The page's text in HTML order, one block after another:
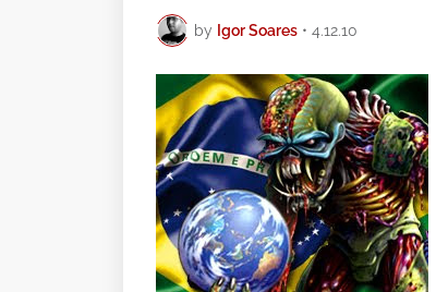
by Igor Soares • 4.12.10